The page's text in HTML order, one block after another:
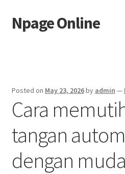
Skip
to
Skip
to
Npage Online
Posted on May 23, 2026by admin —
Cara
tangan
dengan